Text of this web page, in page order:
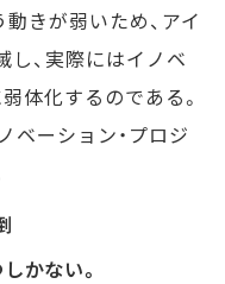
きが弱いため、アイ
、実際にはイノベ
体化するのである。
ベーション・プロジ
かない。